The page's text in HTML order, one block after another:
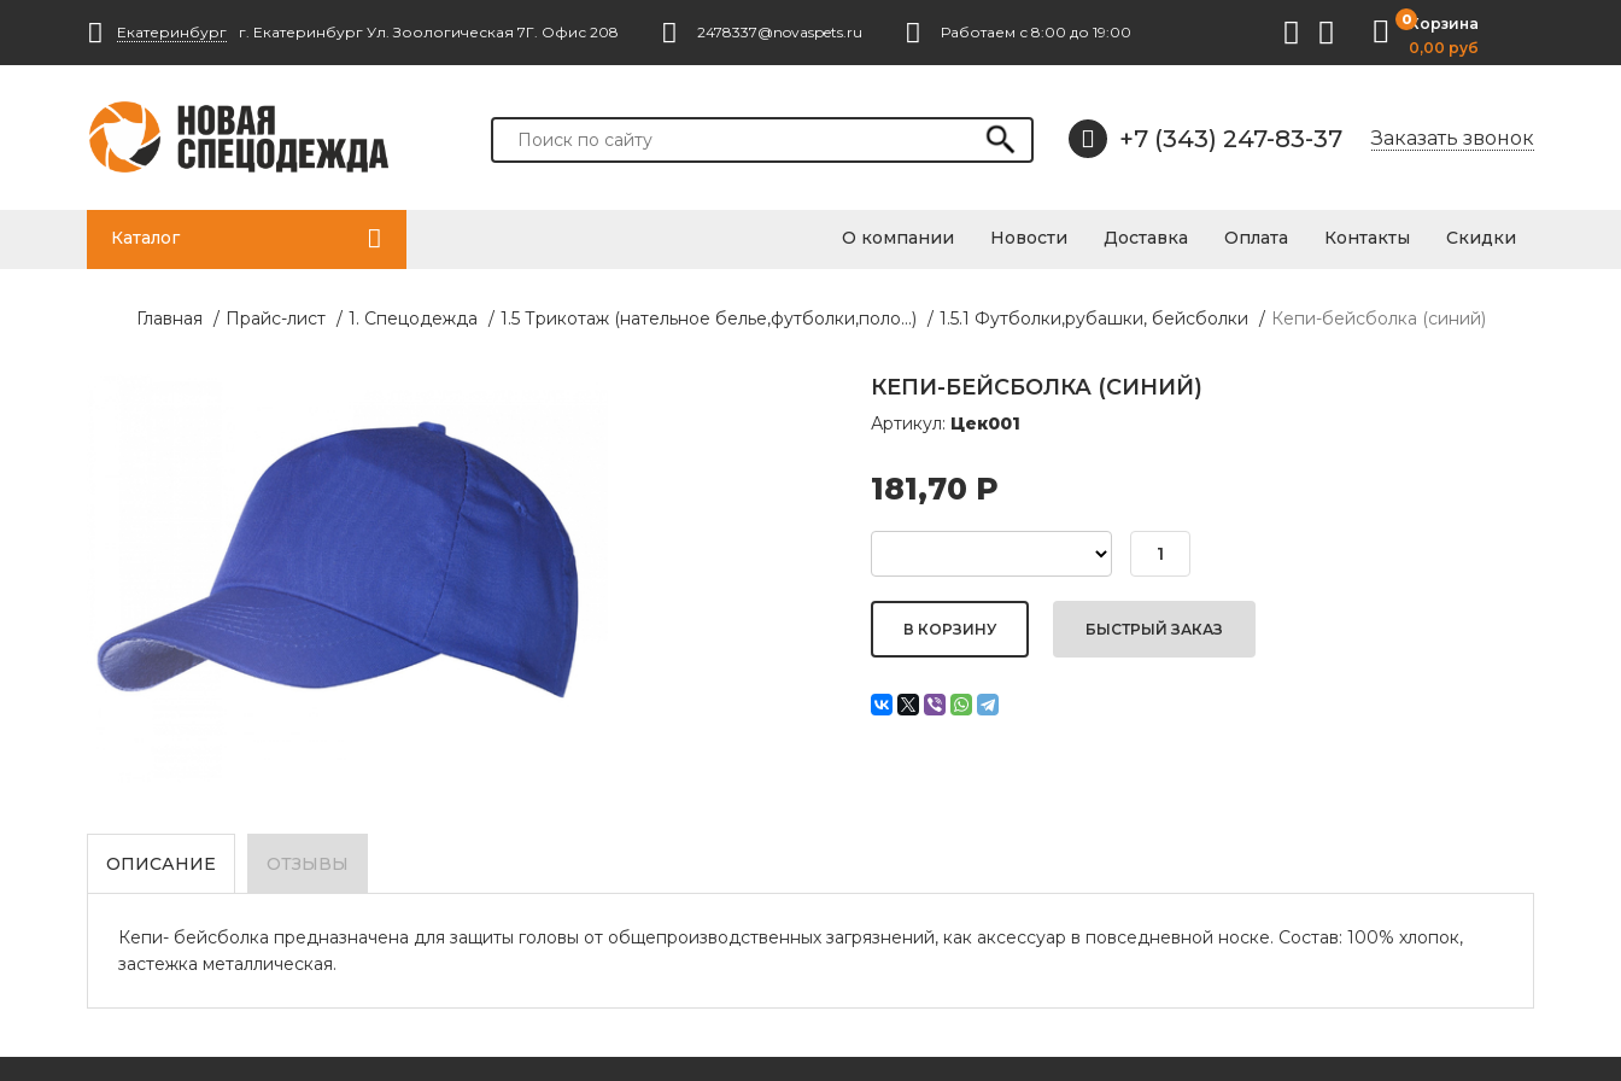
Екатеринбург г. Екатеринбург Ул. Зоологическая 7Г. Офис 208 2478337@novaspets.ru Работаем с 8:00 до 19:00
0Корзина
0,00 руб
+7 (343) 247-83-37 Заказать звонок
Каталог О компании Новости Доставка Оплата Контакты Скидки
Главная / Прайс-лист / 1. Спецодежда / 1.5 Трикотаж (нательное белье,футболки,поло...) / 1.5.1 Футболки,рубашки, бейсболки / Кепи-бейсболка (синий)
КЕПИ-БЕЙСБОЛКА (СИНИЙ)
Артикул: Цек001
181,70 Р
БЫСТРЫЙ ЗАКАЗ
ОПИСАНИЕ ОТЗЫВЫ
Кепи- бейсболка предназначена для защиты головы от общепроизводственных загрязнений, как аксессуар в повседневной носке. Состав: 100% хлопок,
застежка металлическая.